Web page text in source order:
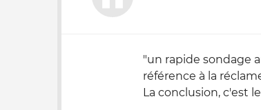
"un rapide sondage
référence à la
La conclusion, c'est